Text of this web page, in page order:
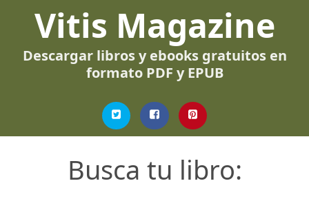
Vitis Magazine
Descargar libros y ebooks gratuitos en
formato PDF y EPUB
Busca tu libro: